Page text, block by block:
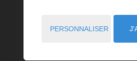
PERSONNALISER